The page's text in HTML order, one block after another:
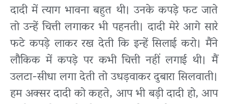
दादी में त्याग भावना बहुत थी। उनके कपड़े फट जाते
तो उन्हें चित्ती लगाकर भी पहनती। दादी मेरे आगे सारे
फटे कपड़े लाकर रख देती कि इन्हें सिलाई करो। मैंने
लौकिक में कपड़े पर कभी चित्ती नहीं लगाई थी। मैं
उलटा-सीधा लगा देती तो उधड़वाकर दुबारा सिलवाती।
हम अक्सर दादी को कहते, आप भी बड़ी दादी हो, आप